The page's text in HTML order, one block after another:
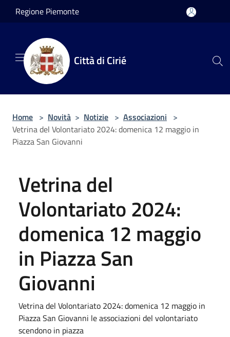
Salta al contenuto principale
Regione Piemonte
Città di Cirié
Home > Novità > Notizie > Associazioni >
Vetrina del Volontariato 2024: domenica 12 maggio in
Piazza San Giovanni
Vetrina del
Volontariato 2024:
domenica 12 maggio
in Piazza San
Giovanni
Vetrina del Volontariato 2024: domenica 12 maggio in
Piazza San Giovanni le associazioni del volontariato
scendono in piazza